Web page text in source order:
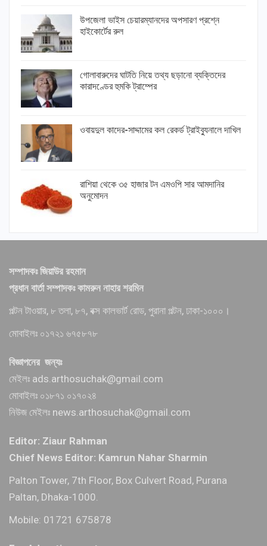
উপজেলা ভাইস চেয়ারম্যানদের অপসারণ প্রশ্নে
হাইকোর্টের রুল
গোলাবারুদের ঘাটতি নিয়ে তথ্য ছড়ানো ব্যক্তিদের
কারাদণ্ডের হুমকি ট্রাম্পের
ওবায়দুল কাদের-সাদ্দামের কল রেকর্ড ট্রাইব্যুনালে দাখিল
রাশিয়া থেকে ৩৫ হাজার টন এমওপি সার আমদানির
অনুমোদন
সম্পাদকঃ জিয়াউর রহমান
প্রধান বার্তা সম্পাদকঃ কামরুন নাহার শরমিন
পল্টন টাওয়ার, ৮ তলা, ৮৭, বক্স কালভার্ট রোড, পুরানা পল্টন, ঢাকা-১০০০।
মোবাইলঃ ০১৭২১ ৬৭৫৮৭৮
বিজ্ঞাপনের জন্যঃ
মেইলঃ ads.arthosuchak@gmail.com
মোবাইলঃ ০১৮৭১ ০১৭০২৪
নিউজ মেইলঃ news.arthosuchak@gmail.com
Editor: Ziaur Rahman
Chief News Editor: Kamrun Nahar Sharmin
Palton Tower, 7th Floor, Box Culvert Road, Purana
Paltan, Dhaka-1000.
Mobile: 01721 675878